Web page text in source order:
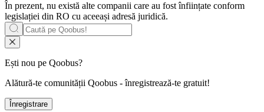
În prezent, nu există alte companii care au fost înființate conform
legislației din RO cu aceeași adresă juridică.
Ești nou pe Qoobus?
Alătură-te comunității Qoobus - înregistrează-te gratuit!
Înregistrare